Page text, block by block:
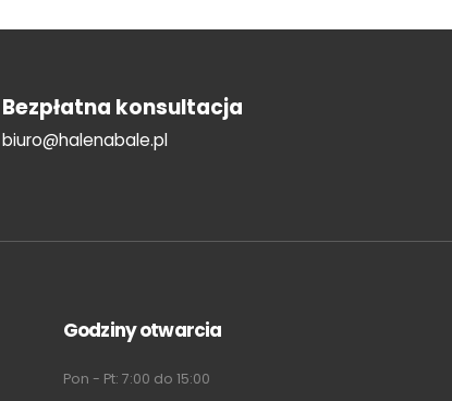
Bezpłatna konsultacja
biuro@halenabale.pl
Godziny otwarcia
Pon - Pt: 7:00 do 15:00